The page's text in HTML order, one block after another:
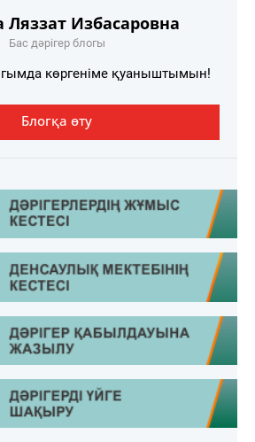
Ляззат Избасаровна
Бас дәрігер блогы
көргеніме қуаныштымын!
Блогқа өту